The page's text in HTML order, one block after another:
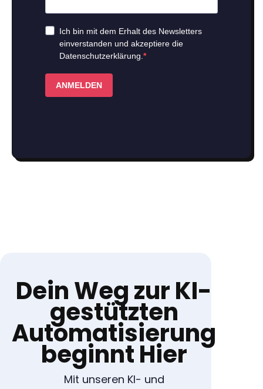
Dein Weg zur KI-
gestützten
Automatisierung
beginnt Hier
Mit unseren KI- und